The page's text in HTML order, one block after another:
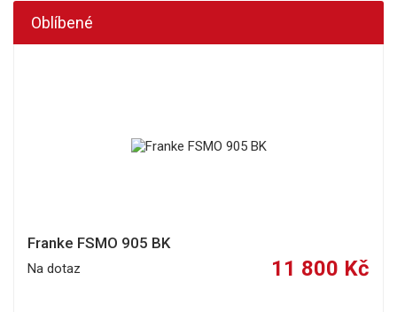
Oblíbené
Franke FSMO 905 BK
Na dotaz 11 800 Kč